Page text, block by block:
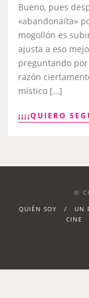
Bueno, pues
«abandonaíta»
mogollón es
ajusta a eso
preguntando
razón
místico […]
¡¡¡¡QUIERO
©
QUIÉN SOY
UN
CINE